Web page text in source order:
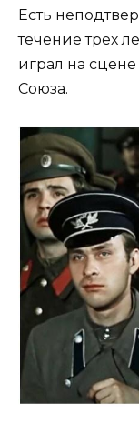
Есть
течение трех
играл на сцене
Союза.